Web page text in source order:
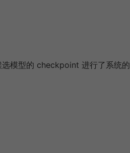
选模型的 checkpoint 进行了系统的